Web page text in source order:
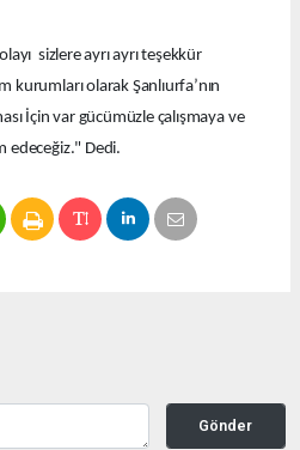
sizlere ayrı ayrı teşekkür
olarak Şanlıurfa’nın
İçin var gücümüzle çalışmaya ve
edeceğiz." Dedi.
Gönder